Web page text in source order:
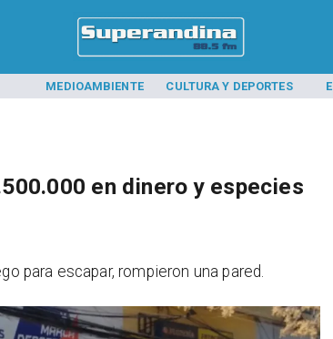
CULTURA Y DEPORTES ENTREVISTAS
en dinero y especies
para escapar, rompieron una pared.